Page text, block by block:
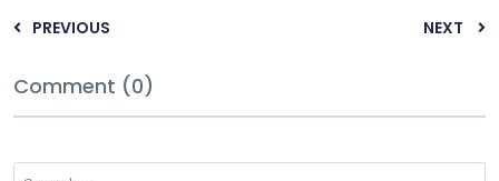
PREVIOUS NEXT
Comment (0)